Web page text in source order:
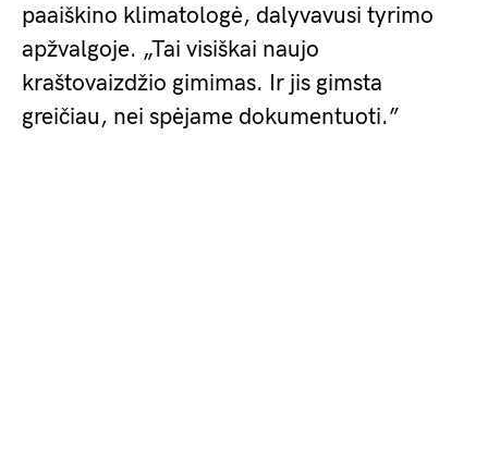
paaiškino klimatologė, dalyvavusi tyrimo
apžvalgoje. „Tai visiškai naujo
kraštovaizdžio gimimas. Ir jis gimsta
greičiau, nei spėjame dokumentuoti.”